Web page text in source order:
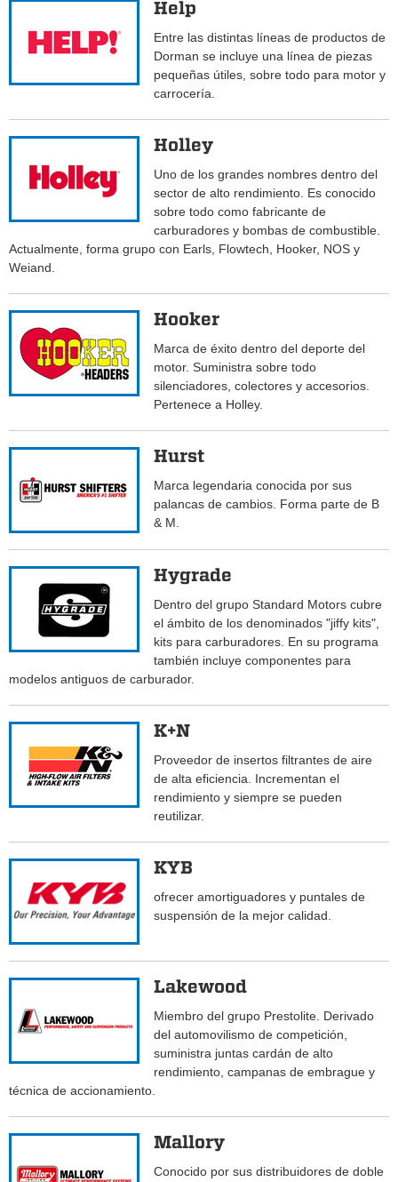
Help
Entre las distintas líneas de productos de
Dorman se incluye una línea de piezas
pequeñas útiles, sobre todo para motor y
carrocería.
Holley
Uno de los grandes nombres dentro del
sector de alto rendimiento. Es conocido
sobre todo como fabricante de
carburadores y bombas de combustible.
Actualmente, forma grupo con Earls, Flowtech, Hooker, NOS y
Weiand.
Hooker
Marca de éxito dentro del deporte del
motor. Suministra sobre todo
silenciadores, colectores y accesorios.
Pertenece a Holley.
Hurst
Marca legendaria conocida por sus
palancas de cambios. Forma parte de B
& M.
Hygrade
Dentro del grupo Standard Motors cubre
el ámbito de los denominados "jiffy kits",
kits para carburadores. En su programa
también incluye componentes para
modelos antiguos de carburador.
K+N
Proveedor de insertos filtrantes de aire
de alta eficiencia. Incrementan el
rendimiento y siempre se pueden
reutilizar.
KYB
ofrecer amortiguadores y puntales de
suspensión de la mejor calidad.
Lakewood
Miembro del grupo Prestolite. Derivado
del automovilismo de competición,
suministra juntas cardán de alto
rendimiento, campanas de embrague y
técnica de accionamiento.
Mallory
Conocido por sus distribuidores de doble